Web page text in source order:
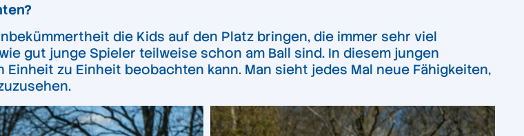
die Kids auf den Platz bringen, die immer sehr viel
gut junge Spieler teilweise schon am Ball sind. In diesem jungen
zu Einheit beobachten kann. Man sieht jedes Mal neue Fähigkeiten,